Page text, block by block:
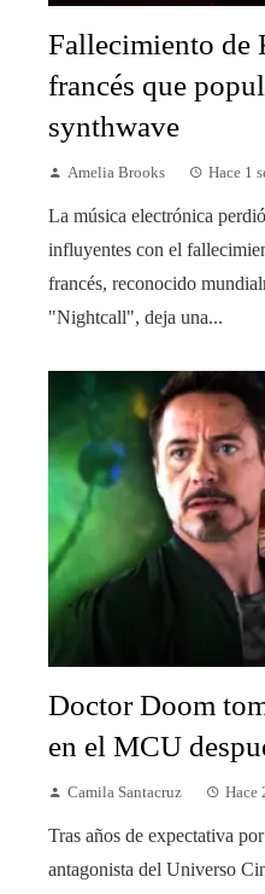
Fallecimiento de
francés que
synthwave
Amelia Brooks Hace 1
La música electrónica
influyentes con el
francés, reconocido
"Nightcall", deja una...
Doctor Doom
en el MCU
Camila Santacruz Hace
Tras años de expectativa
antagonista del Universo